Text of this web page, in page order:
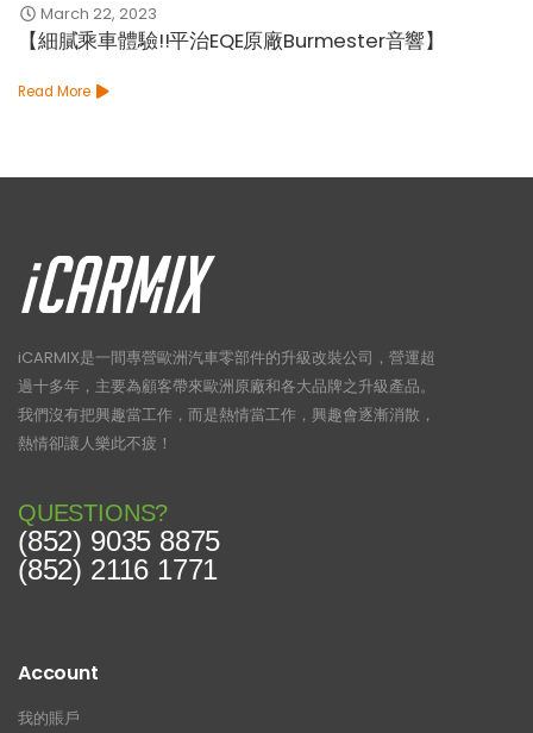
March 22, 2023
【細膩乘車體驗!!平治EQE原廠Burmester音響】
Read More
iCARMIX是一間專營歐洲汽車零部件的升級改裝公司，營運超
過十多年，主要為顧客帶來歐洲原廠和各大品牌之升級產品。
我們沒有把興趣當工作，而是熱情當工作，興趣會逐漸消散，
熱情卻讓人樂此不疲！
QUESTIONS?
(852) 9035 8875
(852) 2116 1771
Account
我的賬戶